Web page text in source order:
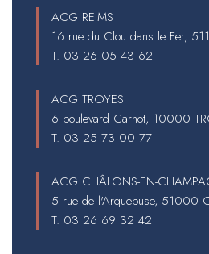
ACG REIMS
16 rue du Clou dans le Fer,
T. 03 26 05 43 62
ACG TROYES
6 boulevard Carnot, 10000
T. 03 25 73 00 77
ACG CHÂLONS-EN-
5 rue de l'Arquebuse, 51000
T. 03 26 69 32 42